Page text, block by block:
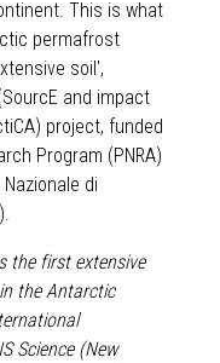
This is what
permafrost
soil',
and impact
project, funded
Program (PNRA)
di
the first extensive
the Antarctic
Science (New